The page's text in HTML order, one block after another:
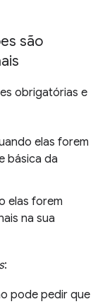
são
obrigatórias e
elas forem
básica da
elas forem
na sua
:
pode pedir que